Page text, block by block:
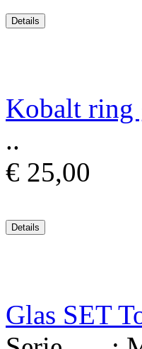
Kobalt ring
..
€ 25,00
Glas SET